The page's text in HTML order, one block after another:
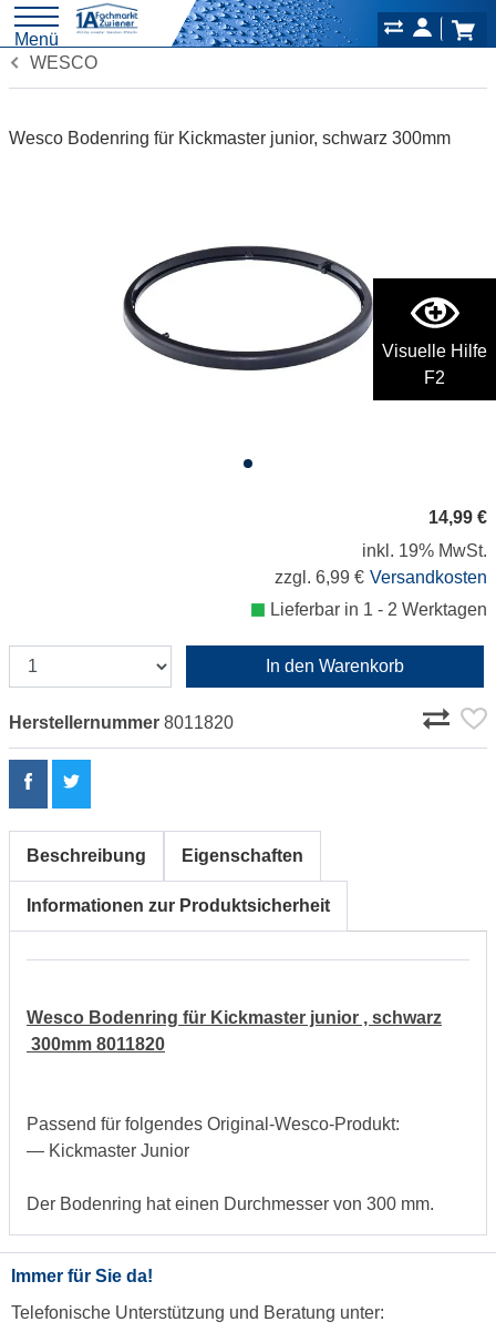
Visuelle Hilfe
F2
Menü
WESCO
Wesco Bodenring für Kickmaster junior, schwarz 300mm
14,99 €
inkl. 19% MwSt.
zzgl. 6,99 € Versandkosten
Lieferbar in 1 - 2 Werktagen
In den Warenkorb
Herstellernummer 8011820
Beschreibung Eigenschaften
Informationen zur Produktsicherheit
Wesco Bodenring für Kickmaster junior , schwarz
300mm 8011820
Passend für folgendes Original-Wesco-Produkt:
— Kickmaster Junior
Der Bodenring hat einen Durchmesser von 300 mm.
Immer für Sie da!
Telefonische Unterstützung und Beratung unter: